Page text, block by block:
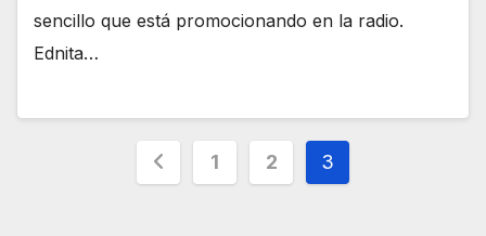
sencillo que está promocionando en la radio.
Ednita…
Navegación
1 2 3